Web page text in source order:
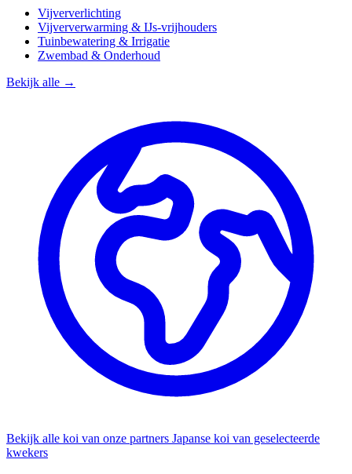
Vijververlichting
Vijververwarming & IJs-vrijhouders
Tuinbewatering & Irrigatie
Zwembad & Onderhoud
Bekijk alle →
Bekijk alle koi van onze partners Japanse koi van geselecteerde
kwekers